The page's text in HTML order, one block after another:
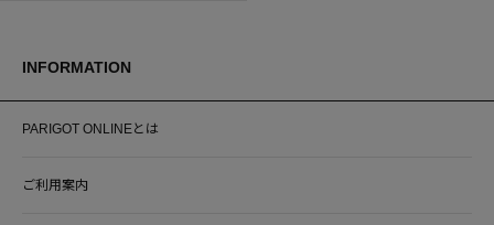
INFORMATION
PARIGOT ONLINEとは
ご利用案内